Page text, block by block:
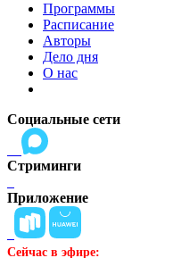
Программы
Расписание
Авторы
Дело дня
О нас
Социальные сети
Стриминги
Приложение
Сейчас в эфире: